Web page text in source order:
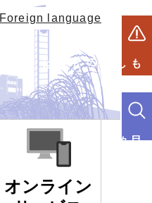
Foreign language
もしものときは
オンライン